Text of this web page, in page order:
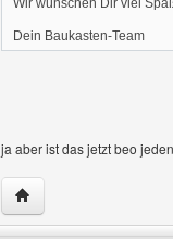
Wir wünschen Dir viel
Dein Baukasten-Team
ja aber ist das jetzt beo
Website dieses